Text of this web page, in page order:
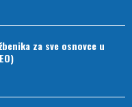
za sve osnovce u